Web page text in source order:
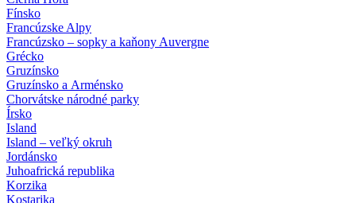
Fínsko
Francúzske Alpy
Francúzsko – sopky a kaňony Auvergne
Grécko
Gruzínsko
Gruzínsko a Arménsko
Chorvátske národné parky
Írsko
Island
Island – veľký okruh
Jordánsko
Juhoafrická republika
Korzika
Kostarika